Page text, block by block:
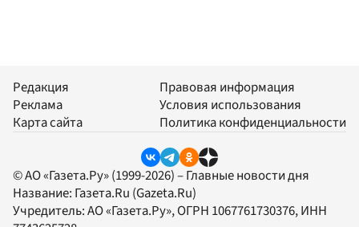
Редакция
Реклама
Карта сайта
Правовая информация
Условия использования
Политика конфиденциальности
© АО «Газета.Ру» (1999-2026) – Главные новости дня
Название: Газета.Ru (Gazeta.Ru)
Учредитель:АО «Газета.Ру», ОГРН 1067761730376, ИНН